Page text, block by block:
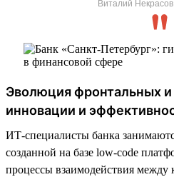
Виталий
Эволюция фронтальных и
инновации и
ИТ-специалисты банка
созданной на базе low-code
процессы взаимодействия между